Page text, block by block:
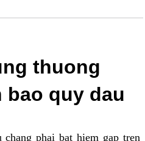
thuong
bao quy dau
phai bat hiem gap tren